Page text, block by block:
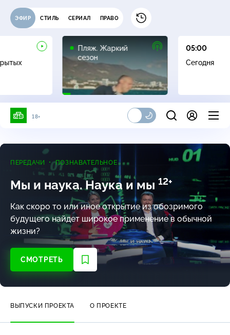
ЭФИР СТИЛЬ СЕРИАЛ ПРАВО
Пляж. Жаркий
сезон
16+
05:00
Сегодня
18+
ПЕРЕДАЧИ ПОЗНАВАТЕЛЬНОЕ
Мы и наука. Наука и мы 12+
Как скоро то или иное открытие из обозримого
будущего найдет широкое применение в обычной
жизни?
СМОТРЕТЬ
ВЫПУСКИ ПРОЕКТА О ПРОЕКТЕ